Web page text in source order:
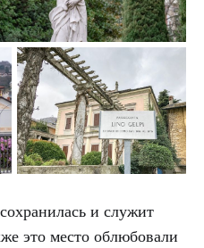
и служит
это место облюбовали